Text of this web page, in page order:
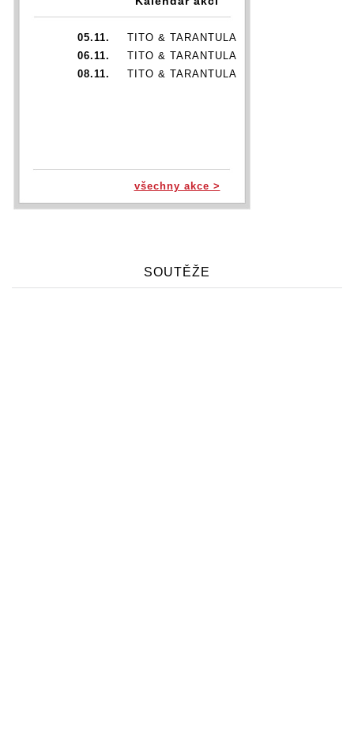
05.11.
TITO & TARANTULA
06.11.
TITO & TARANTULA
08.11.
TITO & TARANTULA
všechny akce >
SOUTĚŽE